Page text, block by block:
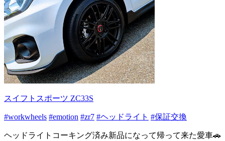
スイフトスポーツ ZC33S
#workwheels #emotion #zr7 #ヘッドライト #保証交換
ヘッドライトコーキング済み新品になって帰って来た愛車🚗